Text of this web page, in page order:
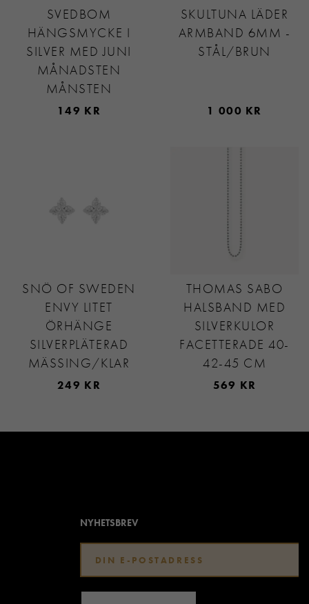
SVEDBOM
HÄNGSMYCKE I
SILVER MED JUNI
MÅNADSTEN
MÅNSTEN
149 KR
SKULTUNA LÄDER
ARMBAND 6MM -
STÅL/BRUN
1 000 KR
SNÖ OF SWEDEN
ENVY LITET
ÖRHÄNGE
SILVERPLÄTERAD
MÄSSING/KLAR
249 KR
THOMAS SABO
HALSBAND MED
SILVERKULOR
FACETTERADE 40-
42-45 CM
569 KR
NYHETSBREV